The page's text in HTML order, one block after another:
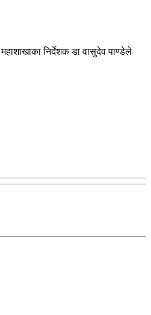
निर्देशक डा वासुदेव पाण्डेले